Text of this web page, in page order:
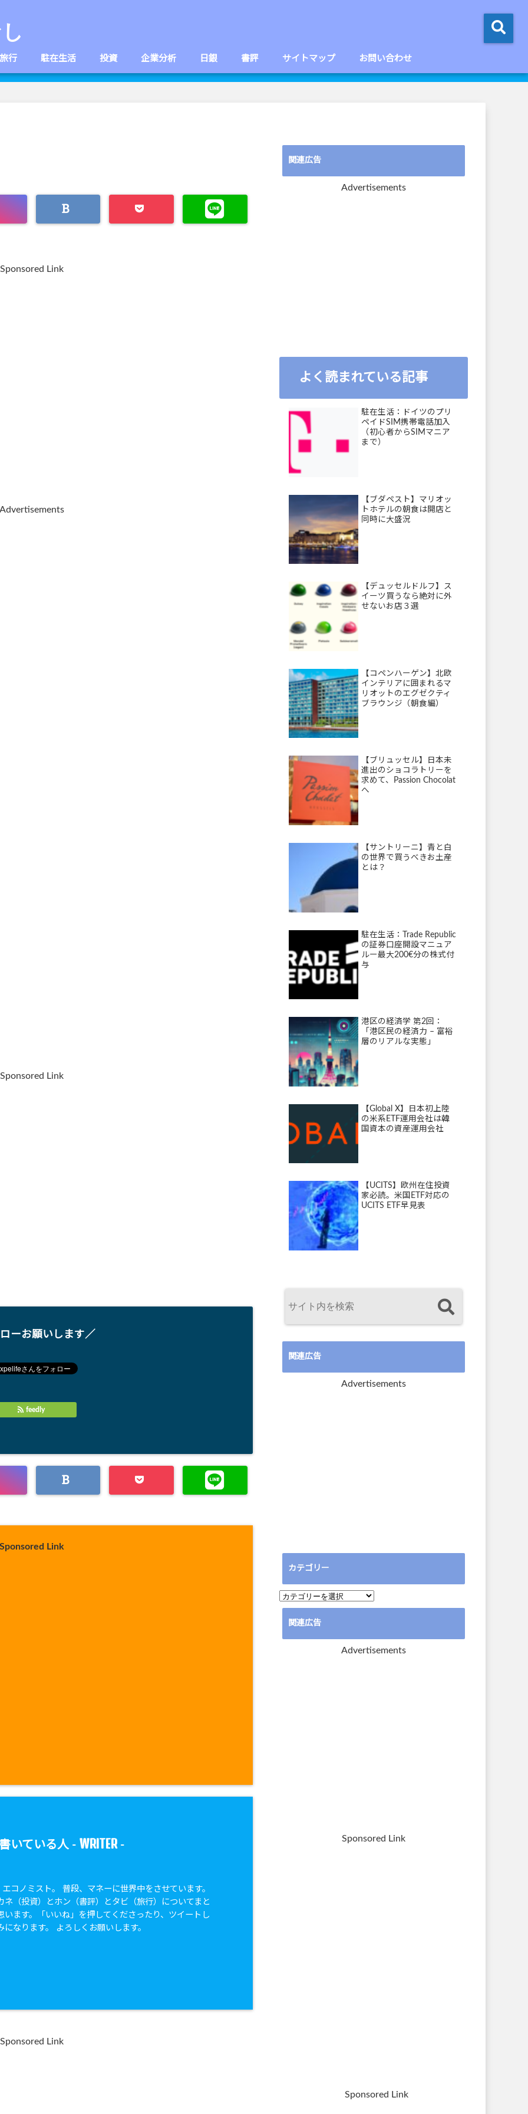
旅行 駐在生活 投資 企業分析 日銀 書評 サイトマップ お問い合わせ
Sponsored Link
Advertisements
Sponsored Link
ーお願いします／
feedly
Sponsored Link
いている人 - WRITER-
コノミスト。 普段、マネーに世界中をさせています。
ネ（投資）とホン（書評）とタビ（旅行）についてまと
います。「いいね」を押してくださったり、ツイートし
になります。 よろしくお願いします。
Sponsored Link
関連広告
Advertisements
よく読まれている記事
駐在生活：ドイツのプリ
ペイドSIM携帯電話加入
（初心者からSIMマニア
まで）
【ブダペスト】マリオッ
トホテルの朝食は開店と
同時に大盛況
【デュッセルドルフ】ス
イーツ買うなら絶対に外
せないお店３選
【コペンハーゲン】北欧
インテリアに囲まれるマ
リオットのエグゼクティ
ブラウンジ（朝食編）
【ブリュッセル】日本未
進出のショコラトリーを
求めて、Passion Chocolat
へ
【サントリーニ】青と白
の世界で買うべきお土産
とは？
駐在生活：Trade Republic
の証券口座開設マニュア
ルー最大200€分の株式付
与
港区の経済学 第2回：
「港区民の経済力 – 富裕
層のリアルな実態」
【Global X】日本初上陸
の米系ETF運用会社は韓
国資本の資産運用会社
【UCITS】欧州在住投資
家必読。米国ETF対応の
UCITS ETF早見表
関連広告
Advertisements
カテゴリー
カ
テ
リ
関連広告
Advertisements
Sponsored Link
Sponsored Link